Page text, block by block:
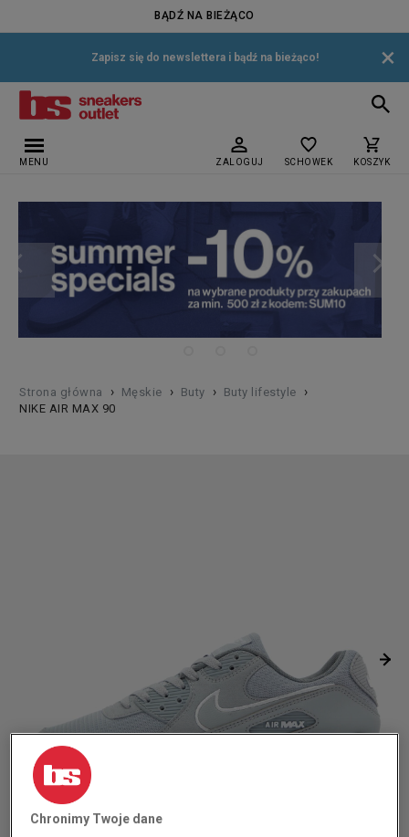
BĄDŹ NA BIEŻĄCO
Zapisz się do newslettera i bądź na bieżąco! ×
MENU ZALOGUJ SCHOWEK KOSZYK
Strona główna › Męskie › Buty › Buty lifestyle ›
NIKE AIR MAX 90
Chronimy Twoje dane